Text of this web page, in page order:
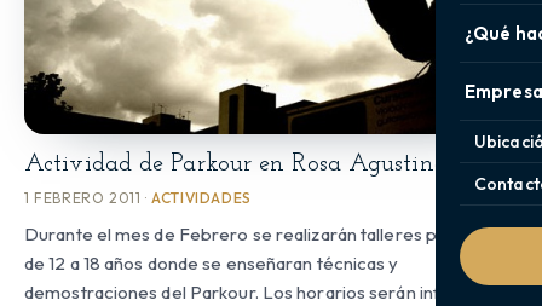
¿Qué
Actividad de Parkour en Rosa Agustina
1 FEBRERO 2011 ·ACTIVIDADES
Durante el mes de Febrero se realizarán talleres para niños
de 12 a 18 años donde se enseñaran técnicas y
demostraciones del Parkour. Los horarios serán informados